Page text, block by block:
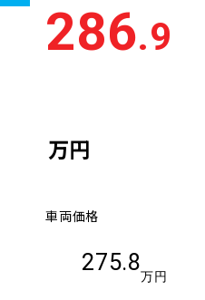
286.9
万円
車両価格
275.8
万円